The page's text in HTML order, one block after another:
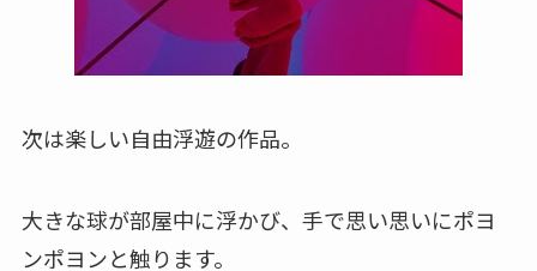
次は楽しい自由浮遊の作品。
大きな球が部屋中に浮かび、手で思い思いにポヨ
ンポヨンと触ります。